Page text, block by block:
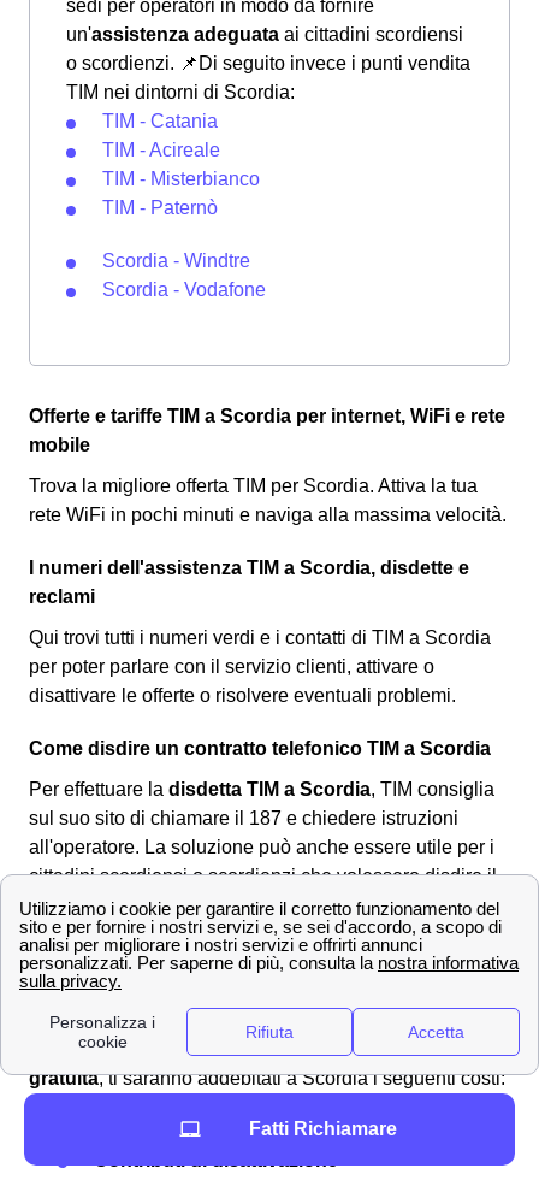
sedi per operatori in modo da fornire
un'assistenza adeguata ai cittadini scordiensi
o scordienzi. 📌Di seguito invece i punti vendita
TIM nei dintorni di Scordia:
TIM - Catania
TIM - Acireale
TIM - Misterbianco
TIM - Paternò
Scordia - Windtre
Scordia - Vodafone
Offerte e tariffe TIM a Scordia per internet, WiFi e rete
mobile
Trova la migliore offerta TIM per Scordia. Attiva la tua
rete WiFi in pochi minuti e naviga alla massima velocità.
I numeri dell'assistenza TIM a Scordia, disdette e
reclami
Qui trovi tutti i numeri verdi e i contatti di TIM a Scordia
per poter parlare con il servizio clienti, attivare o
disattivare le offerte o risolvere eventuali problemi.
Come disdire un contratto telefonico TIM a Scordia
Per effettuare la disdetta TIM a Scordia, TIM consiglia
sul suo sito di chiamare il 187 e chiedere istruzioni
all'operatore. La soluzione può anche essere utile per i
cittadini scordiensi o scordienzi che volessero disdire il
loro contratto internet o telefono. Però,non è possibile
eseguire la disdetta al telefono ne tantomeno online.
L'unico modo per i cittadini scordiensi o scordienzi è
quello di scaricare il
online, compilarlo ed
postale per la disdetta. Spesso la
disdetta TIM non è
gratuita, ti saranno addebitati a Scordia i seguenti costi:
Contributi di attivazioneFatti Richiamare